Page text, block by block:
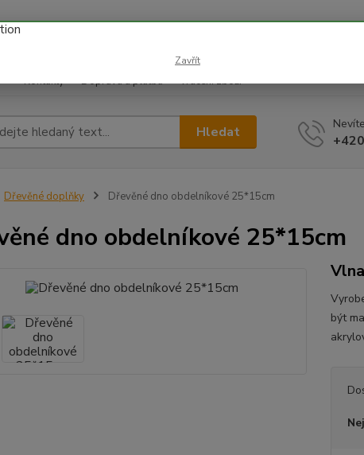
náš email info@i-prize.cz. Děkujeme. !!! POZOR ZMĚNA !!! V
Kontakty Doprava a platba Vrácení zboží
Hledat
Dřevěné doplňky Dřevěné dno obdelníkové 25*15cm
dno obdelníkové 25*15cm
být
Zavřít